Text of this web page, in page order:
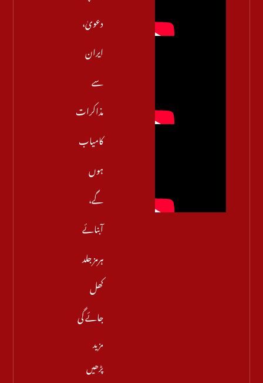
دعویٰ،
ایران
سے
مذاکرات
کامیاب
ہوں
گے،
آبنائے
ہرمز جلد
کھل
جائے گی
مزید
پڑھیں